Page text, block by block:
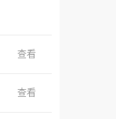
查看
查看